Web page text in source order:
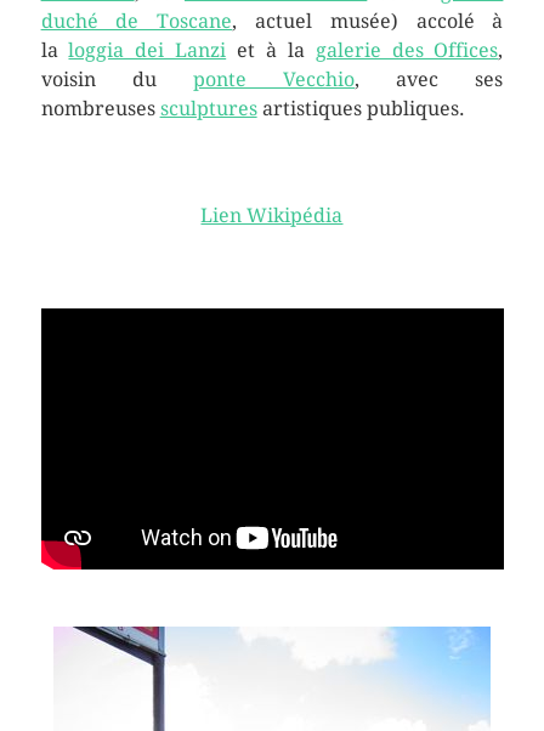
duché de Toscane, actuel musée) accolé à
laloggia dei Lanzi et à la galerie des Offices,
voisin du ponte Vecchio, avec ses
nombreuses sculpturesartistiques publiques.
Lien Wikipédia